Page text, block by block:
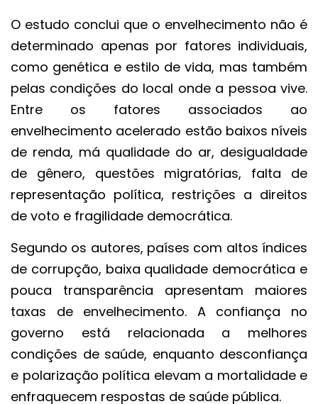
O estudo conclui que o envelhecimento não é
determinado apenas por fatores individuais,
como genética e estilo de vida, mas também
pelas condições do local onde a pessoa vive.
Entre os fatores associados ao
envelhecimento acelerado estão baixos níveis
de renda, má qualidade do ar, desigualdade
de gênero, questões migratórias, falta de
representação política, restrições a direitos
de voto e fragilidade democrática.
Segundo os autores, países com altos índices
de corrupção, baixa qualidade democrática e
pouca transparência apresentam maiores
taxas de envelhecimento. A confiança no
governo está relacionada a melhores
condições de saúde, enquanto desconfiança
e polarização política elevam a mortalidade e
enfraquecem respostas de saúde pública.